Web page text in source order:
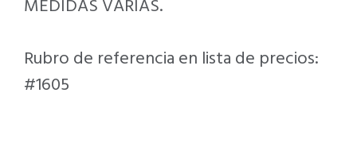
MEDIDAS VARIAS.
Rubro de referencia en lista de precios:
#1605